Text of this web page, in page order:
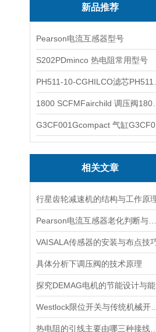
新品推荐
Pearson电流互感器型号
S202PDminco 热电阻常用型号
相关文章
行星齿轮减速机的结构与工作原
VAISALA传感器的安装与布点技
具体分析下调压阀的技术原理